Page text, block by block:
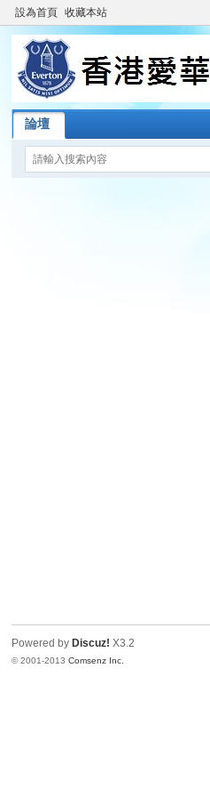
設為首頁 收藏本站
論壇
Powered by Discuz! X3.2
© 2001-2013Comsenz Inc.